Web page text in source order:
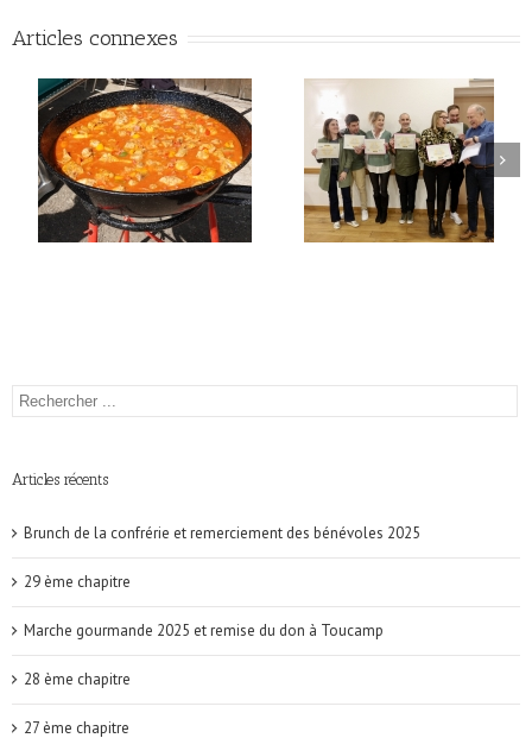
Articles connexes
Articles récents
Brunch de la confrérie et remerciement des bénévoles 2025
29 ème chapitre
Marche gourmande 2025 et remise du don à Toucamp
28 ème chapitre
27 ème chapitre